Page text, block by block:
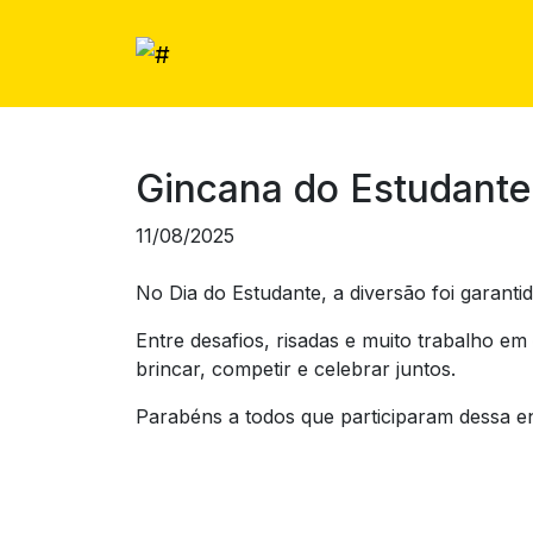
Gincana do Estudante
11/08/2025
No Dia do Estudante, a diversão foi
Entre desafios, risadas e muito trabalho
brincar, competir e celebrar juntos.
Parabéns a todos que participaram dessa